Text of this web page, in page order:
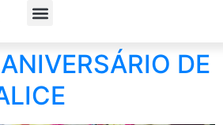
DE